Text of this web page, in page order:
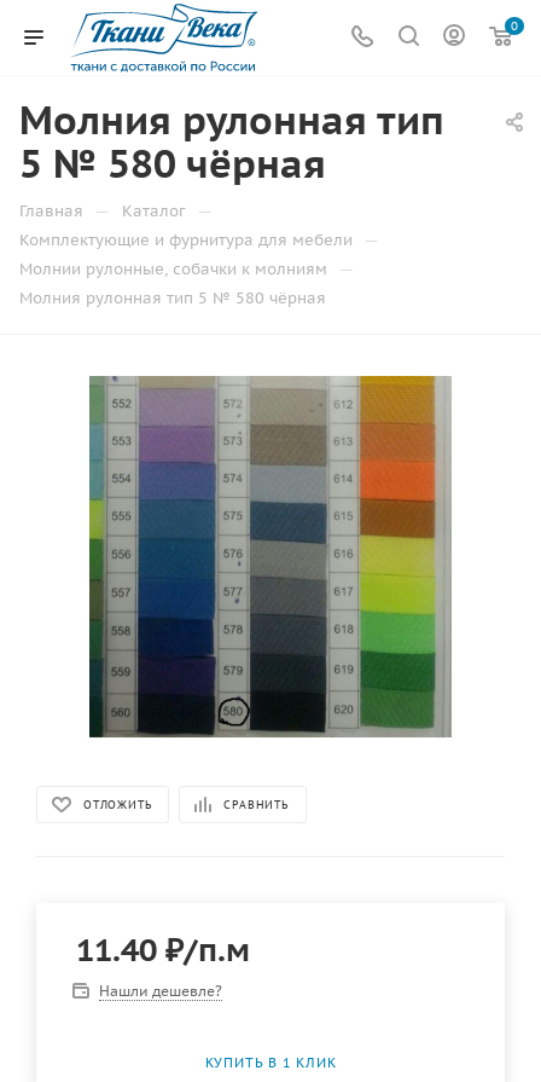
0
Молния рулонная тип
5 № 580 чёрная
Главная — Каталог —
Комплектующие и фурнитура для мебели —
Молнии рулонные, собачки к молниям —
Молния рулонная тип 5 № 580 чёрная
ОТЛОЖИТЬ СРАВНИТЬ
11.40 ₽/п.м
Нашли дешевле?
КУПИТЬ В 1 КЛИК